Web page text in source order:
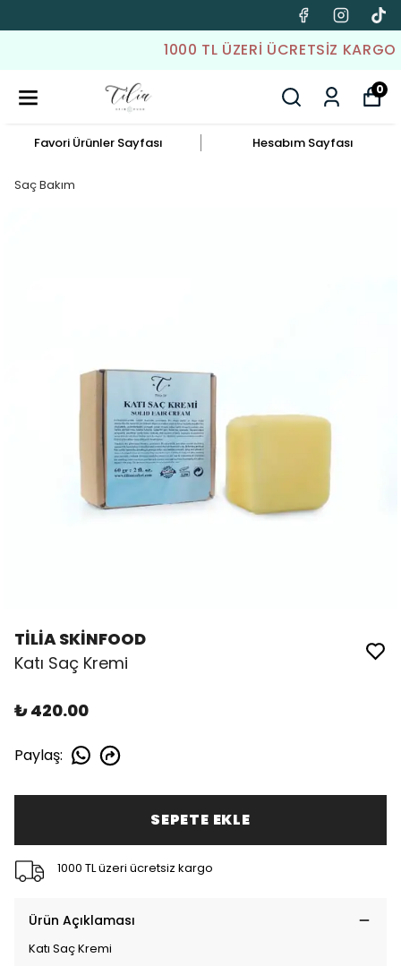
1000 TL ÜZERI ÜCRETSIZ KARGO
0
Favori Ürünler Sayfası Hesabım Sayfası
Saç Bakım
TİLİA SKİNFOOD
Katı Saç Kremi
₺ 420.00
Paylaş:
SEPETE EKLE
1000 TL üzeri ücretsiz kargo
Ürün Açıklaması
Katı Saç Kremi